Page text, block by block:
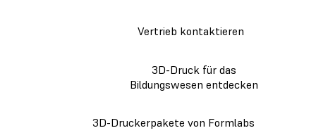
Vertrieb kontaktieren
3D-Druck für das
Bildungswesen entdecken
3D-Druckerpakete von Formlabs